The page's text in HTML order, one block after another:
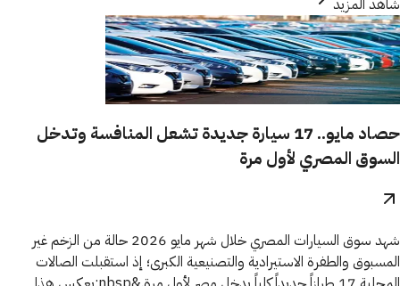
شاهد المزيد
حصاد مايو.. 17 سيارة جديدة تشعل المنافسة وتدخل
السوق المصري لأول مرة
شهد سوق السيارات المصري خلال شهر مايو 2026 حالة من الزخم غير
المسبوق والطفرة الاستيرادية والتصنيعية الكبرى؛ إذ استقبلت الصالات